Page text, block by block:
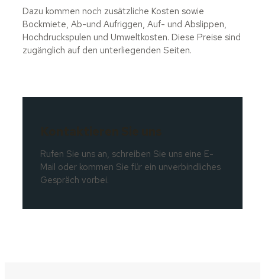
Dazu kommen noch zusätzliche Kosten sowie
Bockmiete, Ab-und Aufriggen, Auf- und Abslippen,
Hochdruckspulen und Umweltkosten. Diese Preise sind
zugänglich auf den unterliegenden Seiten.
Rufen Sie uns an, schreiben Sie uns eine E-
Mail oder kommen Sie für ein unverbindliches
Gespräch vorbei.